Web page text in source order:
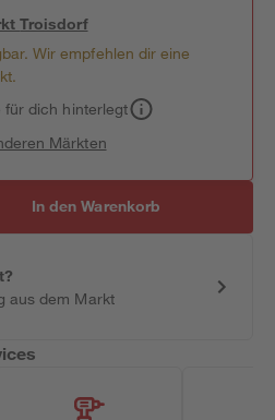
Troisdorf
Wir empfehlen dir eine
für dich hinterlegt
Märkten
In den Warenkorb
aus dem Markt